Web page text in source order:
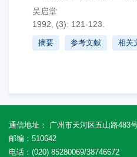
吴启堂
1992, (3): 121-123.
摘要 参考文献 相关
通信地址： 广州市天河区五山路483
邮编：510642
电话：(020) 85280069/38746672